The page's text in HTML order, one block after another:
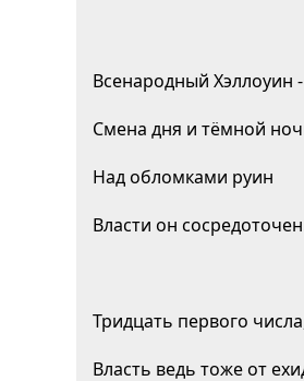
Всенародный Хэллоуин -
Смена дня и тёмной
Над обломками руин
Власти он
Тридцать первого
Власть ведь тоже от